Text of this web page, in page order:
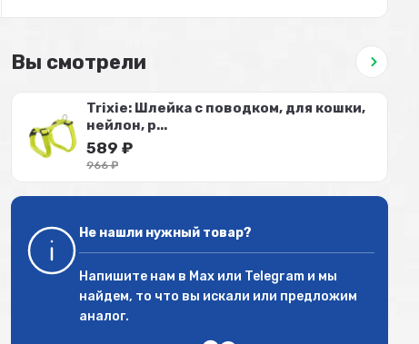
Вы смотрели
Trixie: Шлейка с поводком, для кошки,
нейлон, р...
589₽
966₽
Не нашли нужный товар?
Напишите нам в Maxили Telegramи мы
найдем, то что вы искали или предложим
аналог.